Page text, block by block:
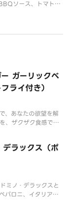
ソース、トマトソ
ガーリックベ
ライ付き）
、あなたの欲望を解
、ザクザク食感でほ
ラックス（ポ
ミノ・デラックスと
パロニ、イタリアン